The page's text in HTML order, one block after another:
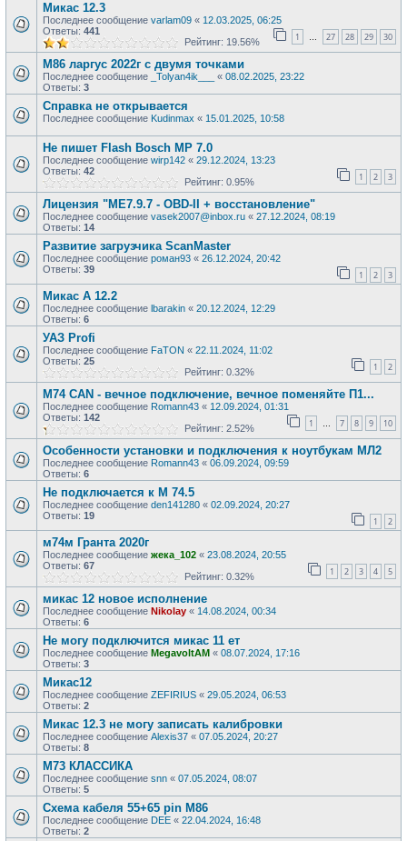
Микас 12.3
Последнее сообщение varlam09 « 12.03.2025, 06:25
Ответы: 441 1 … 27 28 29 30
Рейтинг: 19.56%
М86 ларгус 2022г с двумя точками
Последнее сообщение _Tolyan4ik___ « 08.02.2025, 23:22
Ответы: 3
Справка не открывается
Последнее сообщение Kudinmax « 15.01.2025, 10:58
Не пишет Flash Bosch MP 7.0
Последнее сообщение wirp142 « 29.12.2024, 13:23
Ответы: 42 1 2 3
Рейтинг: 0.95%
Лицензия "ME7.9.7 - OBD-II + восстановление"
Последнее сообщение vasek2007@inbox.ru « 27.12.2024, 08:19
Ответы: 14
Развитие загрузчика ScanMaster
Последнее сообщение роман93 « 26.12.2024, 20:42
Ответы: 39 1 2 3
Микас А 12.2
Последнее сообщение lbarakin « 20.12.2024, 12:29
Ответы: 6
УАЗ Profi
Последнее сообщение FaTON « 22.11.2024, 11:02
Ответы: 25 1 2
Рейтинг: 0.32%
M74 CAN - вечное подключение, вечное поменяйте П1...
Последнее сообщение Romann43 « 12.09.2024, 01:31
Ответы: 142 1 … 7 8 9 10
Рейтинг: 2.52%
Особенности установки и подключения к ноутбукам МЛ2
Последнее сообщение Romann43 « 06.09.2024, 09:59
Ответы: 6
Не подключается к М 74.5
Последнее сообщение den141280 « 02.09.2024, 20:27
Ответы: 19 1 2
м74м Гранта 2020г
Последнее сообщение жека_102 « 23.08.2024, 20:55
Ответы: 67 1 2 3 4 5
Рейтинг: 0.32%
микас 12 новое исполнение
Последнее сообщение Nikolay « 14.08.2024, 00:34
Ответы: 6
Не могу подключится микас 11 ет
Последнее сообщение MegavoltAM « 08.07.2024, 17:16
Ответы: 3
Микас12
Последнее сообщение ZEFIRIUS « 29.05.2024, 06:53
Ответы: 2
Микас 12.3 не могу записать калибровки
Последнее сообщение Alexis37 « 07.05.2024, 20:27
Ответы: 8
М73 КЛАССИКА
Последнее сообщение snn « 07.05.2024, 08:07
Ответы: 5
Схема кабеля 55+65 pin М86
Последнее сообщение DEE « 22.04.2024, 16:48
Ответы: 2